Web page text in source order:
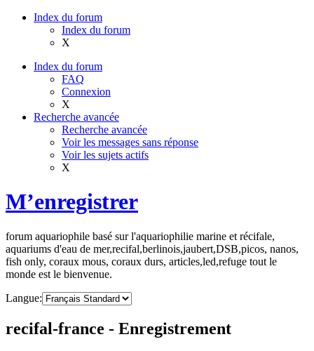
Index du forum
Index du forum
X
Index du forum
FAQ
Connexion
X
Recherche avancée
Recherche avancée
Voir les messages sans réponse
Voir les sujets actifs
X
M’enregistrer
forum aquariophile basé sur l'aquariophilie marine et récifale,
aquariums d'eau de mer,recifal,berlinois,jaubert,DSB,picos, nanos,
fish only, coraux mous, coraux durs, articles,led,refuge tout le
monde est le bienvenue.
Langue:
recifal-france - Enregistrement